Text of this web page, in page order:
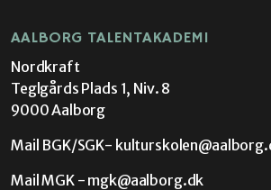
AALBORG TALENTAKADEMI
Nordkraft
Teglgårds Plads 1, Niv. 8
9000 Aalborg
Mail BGK/SGK-
Mail MGK - mgk@aalborg.dk